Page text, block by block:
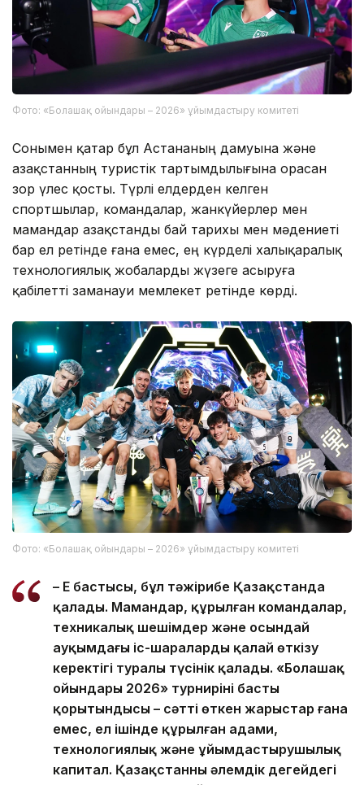
Фото: «Болашақ ойындары – 2026» ұйымдастыру комитеті
Сонымен қатар бұл Астананың дамуына және
Қазақстанның туристік тартымдылығына орасан
зор үлес қосты. Түрлі елдерден келген
спортшылар, командалар, жанкүйерлер мен
мамандар Қазақстанды бай тарихы мен мәдениеті
бар ел ретінде ғана емес, ең күрделі халықаралық
технологиялық жобаларды жүзеге асыруға
қабілетті заманауи мемлекет ретінде көрді.
Фото: «Болашақ ойындары – 2026» ұйымдастыру комитеті
– Ең бастысы, бұл тәжірибе Қазақстанда
қалады. Мамандар, құрылған командалар,
техникалық шешімдер және осындай
ауқымдағы іс-шараларды қалай өткізу
керектігі туралы түсінік қалады. «Болашақ
ойындары 2026» турнирінің басты
қорытындысы – сәтті өткен жарыстар ғана
емес, ел ішінде құрылған адами,
технологиялық және ұйымдастырушылық
капитал. Қазақстанның әлемдік деңгейдегі